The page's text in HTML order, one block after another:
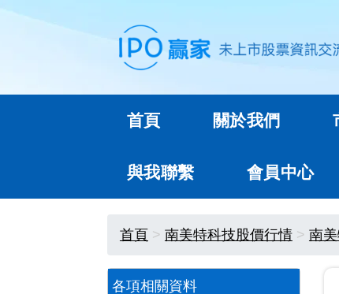
首頁 關於我們
與我聯繫 會員中心
首頁 南美特科技股價行情 南
各項相關資料